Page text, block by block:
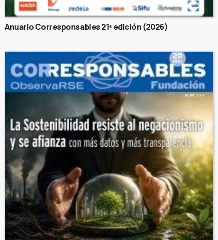
Anuario Corresponsables 21ª edición (2026)